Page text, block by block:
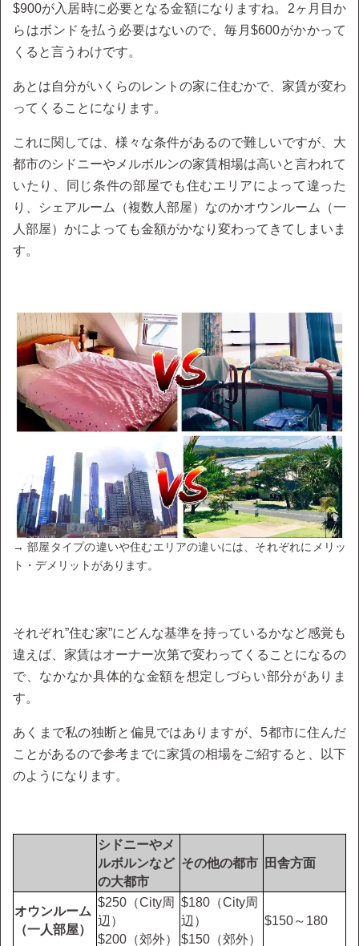
$900が入居時に必要となる金額になりますね。2ヶ月目か
らはボンドを払う必要はないので、毎月$600がかかって
くると言うわけです。
あとは自分がいくらのレントの家に住むかで、家賃が変わ
ってくることになります。
これに関しては、様々な条件があるので難しいですが、大
都市のシドニーやメルボルンの家賃相場は高いと言われて
いたり、同じ条件の部屋でも住むエリアによって違った
り、シェアルーム（複数人部屋）なのかオウンルーム（一
人部屋）かによっても金額がかなり変わってきてしまいま
す。
→ 部屋タイプの違いや住むエリアの違いには、それぞれにメリッ
ト・デメリットがあります。
それぞれ”住む家”にどんな基準を持っているかなど感覚も
違えば、家賃はオーナー次第で変わってくることになるの
で、なかなか具体的な金額を想定しづらい部分がありま
す。
あくまで私の独断と偏見ではありますが、5都市に住んだ
ことがあるので参考までに家賃の相場をご紹すると、以下
のようになります。
シドニーやメ
ルボルンなど
の大都市
その他の都市 田舎方面
オウンルーム
（一人部屋）
$250（City周
辺）
$200（郊外）
$180（City周
辺）
$150（郊外）
$150～180